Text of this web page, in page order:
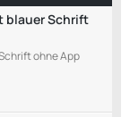
blauer Schrift
ohne App